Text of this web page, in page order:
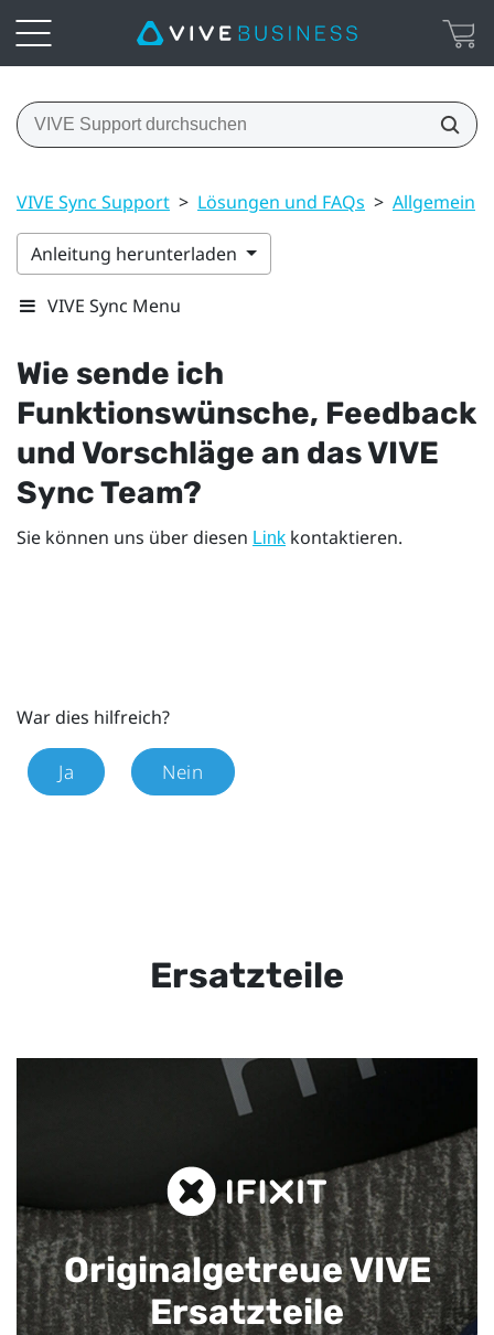
VIVE Sync Support > Lösungen und FAQs > Allgemein
Anleitung herunterladen
VIVE Sync Menu
Wie sende ich
Funktionswünsche, Feedback
und Vorschläge an dasVIVE
SyncTeam?
Sie können uns über diesen Link kontaktieren.
War dies hilfreich?
Ja Nein
Ersatzteile
Originalgetreue VIVE
Ersatzteile